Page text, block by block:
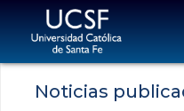
Noticias